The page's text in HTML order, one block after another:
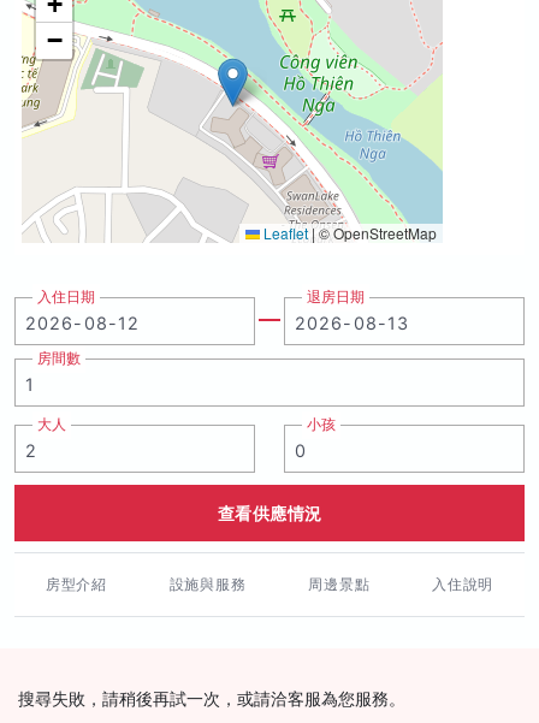
−
Leaflet|© OpenStreetMap
入住日期 退房日期
房間數
大人 小孩
查看供應情況
房型介紹 設施與服務 周邊景點 入住說明
搜尋失敗，請稍後再試一次，或請洽客服為您服務。